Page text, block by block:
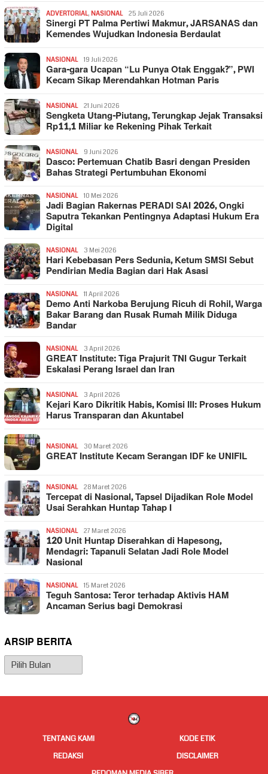
ADVERTORIAL, NASIONAL 25 Juli 2026
Sinergi PT Palma Pertiwi Makmur, JARSANAS dan
Kemendes Wujudkan Indonesia Berdaulat
NASIONAL 19 Juli 2026
Gara-gara Ucapan “Lu Punya Otak Enggak?”, PWI
Kecam Sikap Merendahkan Hotman Paris
NASIONAL 21 Juni 2026
Sengketa Utang-Piutang, Terungkap Jejak Transaksi
Rp11,1 Miliar ke Rekening Pihak Terkait
NASIONAL 9 Juni 2026
Dasco: Pertemuan Chatib Basri dengan Presiden
Bahas Strategi Pertumbuhan Ekonomi
NASIONAL 10 Mei 2026
Jadi Bagian Rakernas PERADI SAI 2026, Ongki
Saputra Tekankan Pentingnya Adaptasi Hukum Era
Digital
NASIONAL 3 Mei 2026
Hari Kebebasan Pers Sedunia, Ketum SMSI Sebut
Pendirian Media Bagian dari Hak Asasi
NASIONAL 11 April 2026
Demo Anti Narkoba Berujung Ricuh di Rohil, Warga
Bakar Barang dan Rusak Rumah Milik Diduga
Bandar
NASIONAL 3 April 2026
GREAT Institute: Tiga Prajurit TNI Gugur Terkait
Eskalasi Perang Israel dan Iran
NASIONAL 3 April 2026
Kejari Karo Dikritik Habis, Komisi III: Proses Hukum
Harus Transparan dan Akuntabel
NASIONAL 30 Maret 2026
GREAT Institute Kecam Serangan IDF ke UNIFIL
NASIONAL 28 Maret 2026
Tercepat di Nasional, Tapsel Dijadikan Role Model
Usai Serahkan Huntap Tahap I
NASIONAL 27 Maret 2026
120 Unit Huntap Diserahkan di Hapesong,
Mendagri: Tapanuli Selatan Jadi Role Model
Nasional
NASIONAL 15 Maret 2026
Teguh Santosa: Teror terhadap Aktivis HAM
Ancaman Serius bagi Demokrasi
ARSIP BERITA
Arsip
Berita
TENTANG KAMI
KODE ETIK
REDAKSI
DISCLAIMER